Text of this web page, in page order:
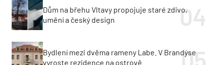
Dům na břehu Vltavy propojuje staré zdivo,
umění a český design
Bydlení mezi dvěma rameny Labe. V Brandýse
vyroste rezidence na ostrově